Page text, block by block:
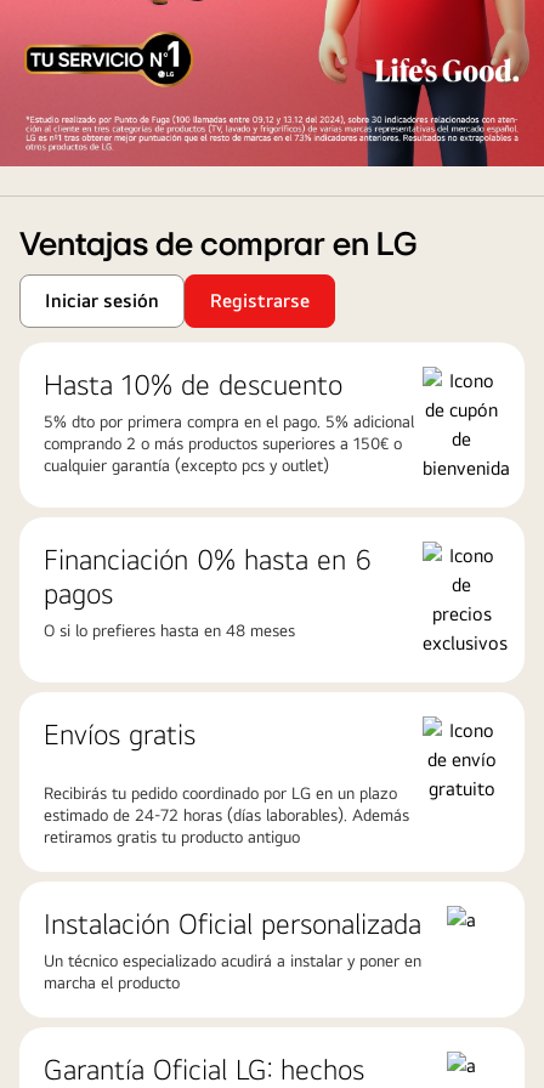
Ventajas de comprar en LG
Iniciar sesión Registrarse
Hasta 10% de descuento
5% dto por primera compra en el pago. 5% adicional
comprando 2 o más productos superiores a 150€ o
cualquier garantía (excepto pcs y outlet)
Financiación 0% hasta en 6
pagos
O si lo prefieres hasta en 48 meses
Envíos gratis
Recibirás tu pedido coordinado por LG en un plazo
estimado de 24-72 horas (días laborables). Además
retiramos gratis tu producto antiguo
Instalación Oficial personalizada
Un técnico especializado acudirá a instalar y poner en
marcha el producto
Garantía Oficial LG: hechos